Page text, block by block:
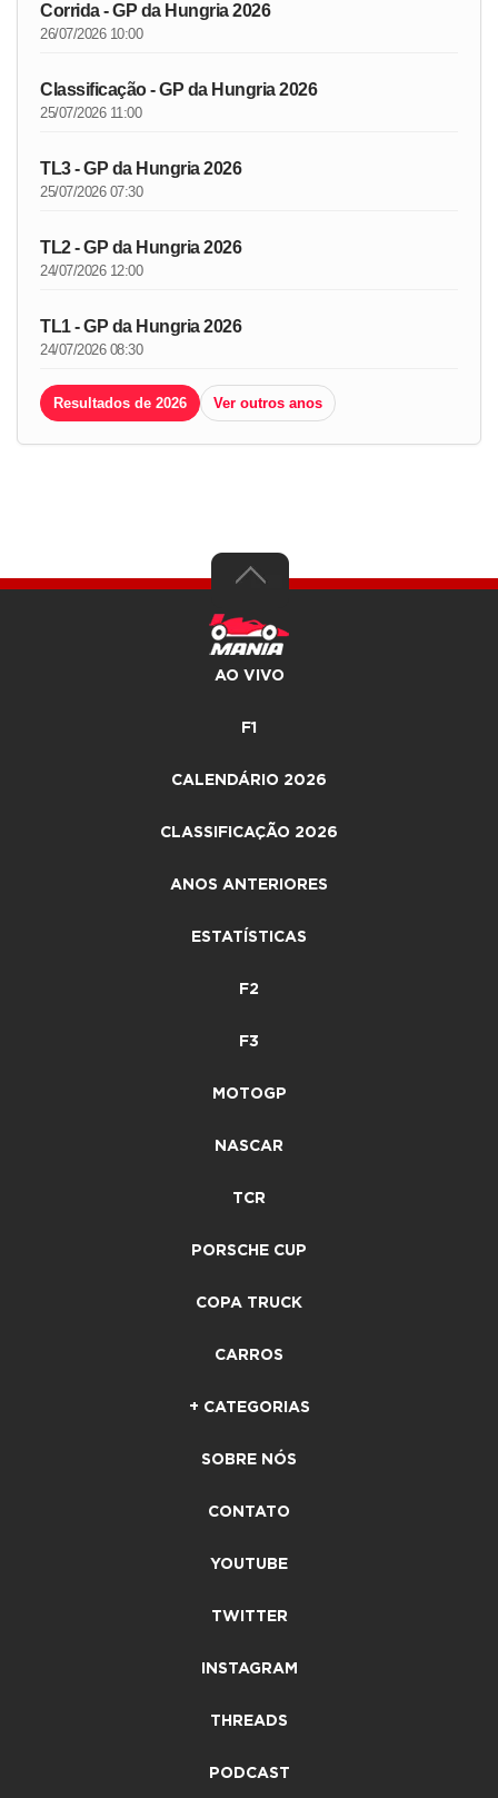
Corrida - GP da Hungria 2026
26/07/2026 10:00
Classificação - GP da Hungria 2026
25/07/2026 11:00
TL3 - GP da Hungria 2026
25/07/2026 07:30
TL2 - GP da Hungria 2026
24/07/2026 12:00
TL1 - GP da Hungria 2026
24/07/2026 08:30
Resultados de 2026 Ver outros anos
AO VIVO
F1
CALENDÁRIO 2026
CLASSIFICAÇÃO 2026
ANOS ANTERIORES
ESTATÍSTICAS
F2
F3
MOTOGP
NASCAR
TCR
PORSCHE CUP
COPA TRUCK
CARROS
+ CATEGORIAS
SOBRE NÓS
CONTATO
YOUTUBE
TWITTER
INSTAGRAM
THREADS
PODCAST